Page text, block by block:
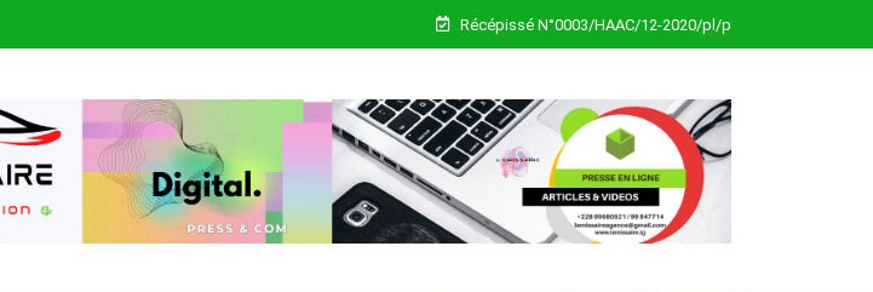
Récépissé N°0003/HAAC/12-2020/pl/p